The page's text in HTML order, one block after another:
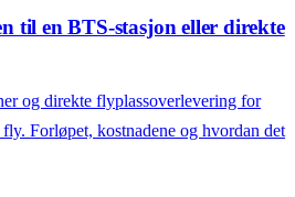
til en BTS-stasjon eller direkte
og direkte flyplassoverlevering for
Forløpet, kostnadene og hvordan det